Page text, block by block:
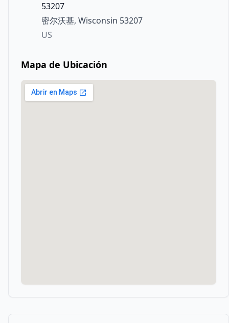
53207
密尔沃基, Wisconsin 53207
US
Mapa de Ubicación